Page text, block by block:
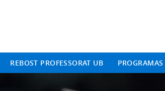
REBOST PROFESSORAT UB PROGRAMAS